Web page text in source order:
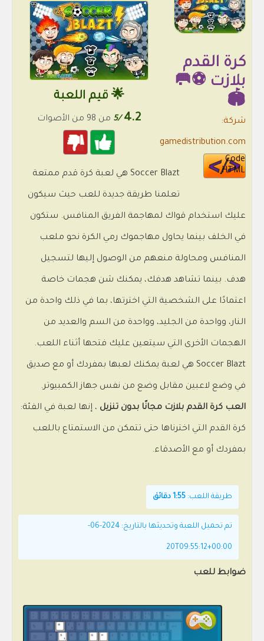
🌟 قيم اللعبة
4.2
/5 من 98 من الأصوات
كرة القدم
بلازت ⚽🥅
🏟
شركة:
gamedistribution.com
Code
HTML
Soccer Blazt هي لعبة كرة قدم ممتعة
تعلمنا طريقة جديدة للعب حيث سيكون
عليك استخدام قواك لمهاجمة الفريق المنافس. ستكون
في الخلف بينما يحاول مهاجموك رمي الكرة نحو ملعب
المنافس ومحاولة منعهم من الوصول إليها لتسجيل
هدف. بينما تشاهد هدفك، يمكنك شن هجمات خاصة
اعتمادًا على الشخصية التي اخترتها، بما في ذلك واحدة من
النار، وواحدة من الجليد، وواحدة من السم والعديد من
الهجمات الأخرى التي سيتعين عليك فتحها أثناء اللعب.
Soccer Blazt هي لعبة يمكنك لعبها بمفردك أو مع صديق
في وضع لاعبين مقابل وضع من نفس جهاز الكمبيوتر.
العب كرة القدم بلازت مجانًا بدون تنزيل ، إنها لعبة في الفئة:
كرة القدم التي اخترناها حتى تتمكن من الاستمتاع باللعب
بمفردك أو مع الأصدقاء.
طريقة اللعب: 1:55 دقائق
تم تحميل اللعبة وتحديثها بالتاريخ: 2024-06-
20T09:55:12+00:00
ضوابط للعب